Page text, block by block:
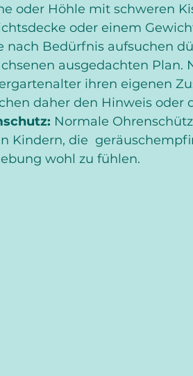
oder Höhle mit schweren
oder einem
nach Bedürfnis aufsuchen
ausgedachten
ihren eigenen
daher den Hinweis oder
Normale
Kindern, die
wohl zu fühlen.